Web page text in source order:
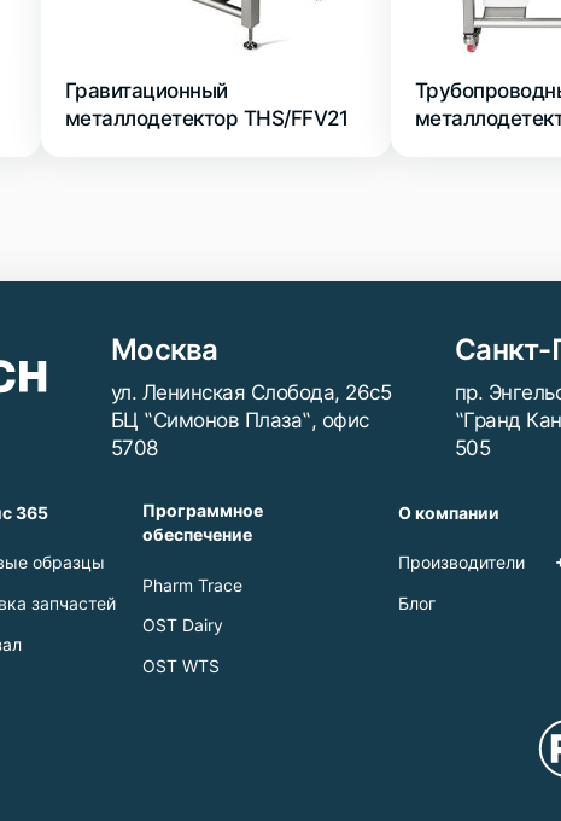
Гравитационный
металлодетектор THS/FFV21
Москва
ул. Ленинская Слобода, 26с5
БЦ ‟Симонов Плаза‟, офис
5708
Санкт-
пр.
‟Гранд
505
365
образцы
запчастей
Программное
обеспечение
Pharm Trace
OST Dairy
OST WTS
О компании
Производители
Блог